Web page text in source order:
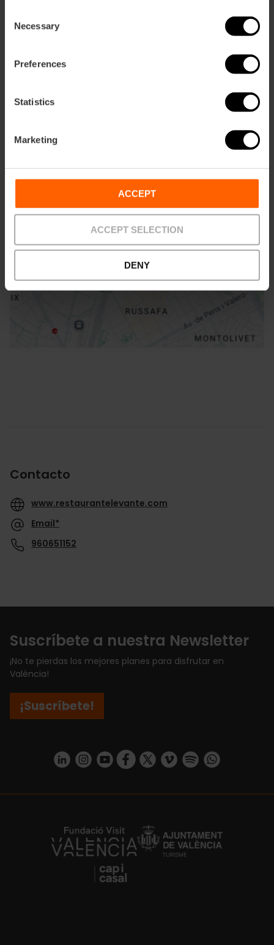
Selection
Necessary
Preferences
Statistics
Marketing
ACCEPT
ACCEPT SELECTION
DENY
Activar mapa
Cómo llegar
Contacto
www.restaurantelevante.com
Email*
960651152
Suscríbete a nuestra Newsletter
¡No te pierdas los mejores planes para disfrutar en
València!
¡Suscríbete!
https://www.linkedin.com/company/turismo-valencia/mycompany/
https://www.instagram.com/visit_valencia/
https://www.youtube.com/user/
https://www.facebook.com/
https://twitter.com/
https://vimeo.com/
https://https://api.whatsapp.com/
https://fundacion.visitvalencia.com/